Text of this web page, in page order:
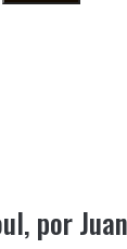
por